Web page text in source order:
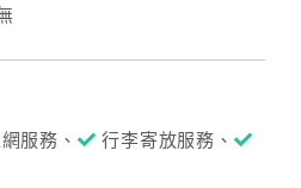
服務、
行李寄放服務、